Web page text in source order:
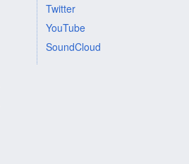
Twitter
YouTube
SoundCloud